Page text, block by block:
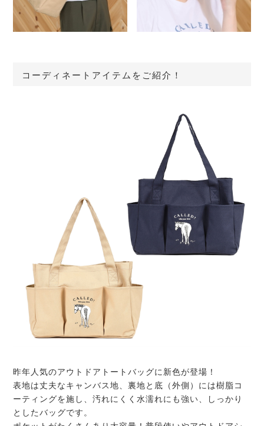
コーディネートアイテムをご紹介！
昨年人気のアウトドアトートバッグに新色が登場！
表地は丈夫なキャンバス地、裏地と底（外側）には樹脂コ
ーティングを施し、汚れにくく水濡れにも強い、しっかり
としたバッグです。